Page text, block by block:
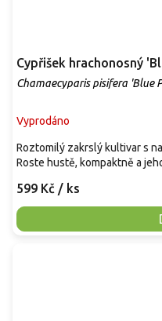
Cypřišek hrachonosný
Chamaecyparis pisifera 'Blue
Vyprodáno
599 Kč / ks
Roztomilý zakrslý kultivar s
Roste hustě, kompaktně a